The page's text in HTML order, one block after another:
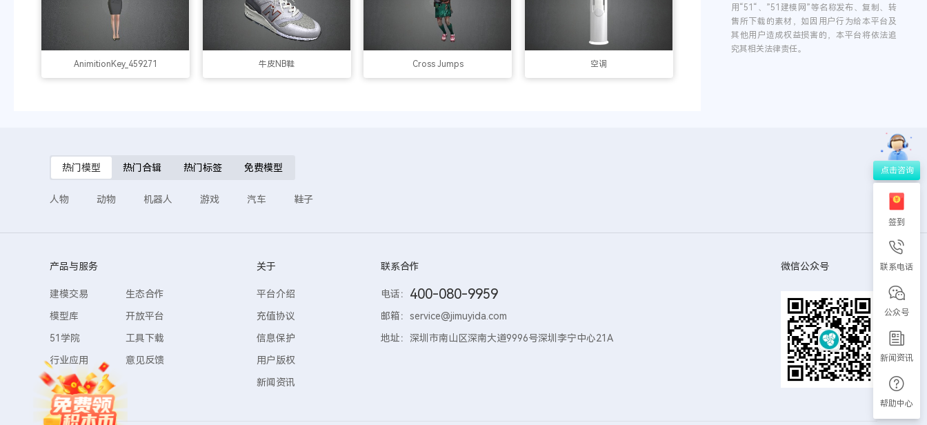
AnimitionKey_459271 牛皮NB鞋 Cross Jumps 空调
用“51“、”51建模网”等名称发布、复制、转
售所下载的素材，如因用户行为给本平台及
其他用户造成权益损害的，本平台将依法追
究其相关法律责任。
热门模型 热门合辑 热门标签 免费模型
人物 动物 机器人 游戏 汽车 鞋子
产品与服务
建模交易
生态合作
模型库
开放平台
51学院
工具下载
行业应用
意见反馈
关于
平台介绍
充值协议
信息保护
用户版权
新闻资讯
联系合作
电话： 400-080-9959
邮箱： service@jimuyida.com
地址： 深圳市南山区深南大道9996号深圳李宁中心21A
微信公众号
签到
联系电话
公众号
新闻资讯
帮助中心